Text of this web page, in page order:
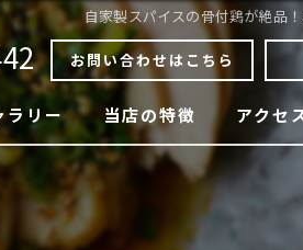
自家製スパイスの骨付鶏が絶品
お問い合わせはこちら
ラリー 当店の特徴
焼鳥
アクセ